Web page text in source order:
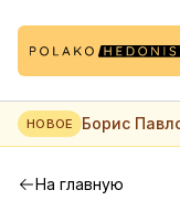
НОВОЕ
Борис
саде
На главную